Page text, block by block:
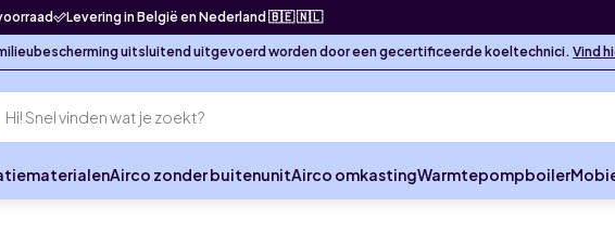
Levering in België en Nederland 🇧🇪 🇳🇱
uitsluitend uitgevoerd worden door een gecertificeerde koeltechnici. Vind
Airco zonder buitenunitAirco omkastingWarmtepompboiler